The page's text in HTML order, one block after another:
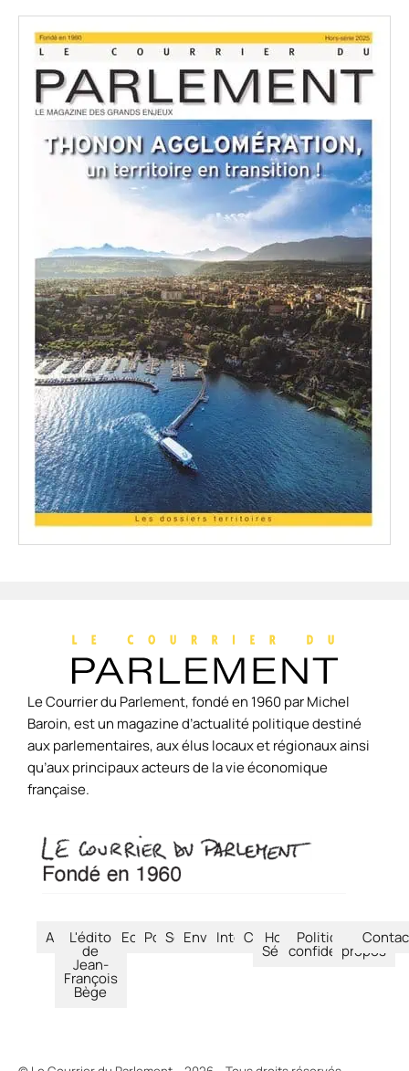
Le Courrier du Parlement, fondé en 1960 par Michel
Baroin, est un magazine d’actualité politique destiné
aux parlementaires, aux élus locaux et régionaux ainsi
qu’aux principaux acteurs de la vie économique
française.
Accueil
L'édito
de
Jean-
François
Bège
Economie
Politique
SociétéEnvironnement
International
CultureHors-
Séries
Politique de
confidentialité
À
propos